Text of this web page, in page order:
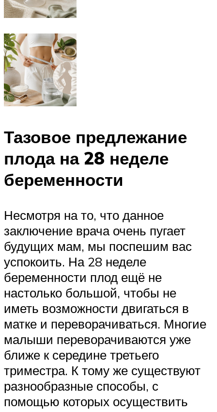
Тазовое предлежание
плода на 28 неделе
беременности
Несмотря на то, что данное
заключение врача очень пугает
будущих мам, мы поспешим вас
успокоить. На 28 неделе
беременности плод ещё не
настолько большой, чтобы не
иметь возможности двигаться в
матке и переворачиваться. Многие
малыши переворачиваются уже
ближе к середине третьего
триместра. К тому же существуют
разнообразные способы, с
помощью которых осуществить